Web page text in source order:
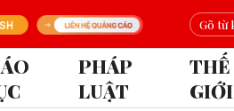
PHÁP
LUẬT
THẾ
GIỚI